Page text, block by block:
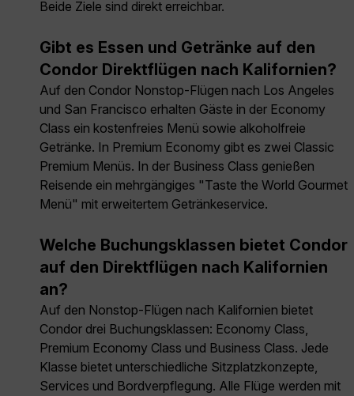
Beide Ziele sind direkt erreichbar.
Gibt es Essen und Getränke auf den
Condor Direktflügen nach Kalifornien?
Auf den Condor Nonstop-Flügen nach Los Angeles
und San Francisco erhalten Gäste in der Economy
Class ein kostenfreies Menü sowie alkoholfreie
Getränke. In Premium Economy gibt es zwei Classic
Premium Menüs. In der Business Class genießen
Reisende ein mehrgängiges "Taste the World Gourmet
Menü" mit erweitertem Getränkeservice.
Welche Buchungsklassen bietet Condor
auf den Direktflügen nach Kalifornien
an?
Auf den Nonstop-Flügen nach Kalifornien bietet
Condor drei Buchungsklassen: Economy Class,
Premium Economy Class und Business Class. Jede
Klasse bietet unterschiedliche Sitzplatzkonzepte,
Services und Bordverpflegung. Alle Flüge werden mit